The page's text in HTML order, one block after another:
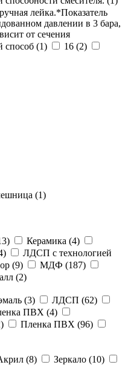
лейка.*Показатель
давлении в 3 бара,
от сечения
способ (1) 16 (2)
(1)
) Керамика (4)
)
ЛДСП с технологией
(9) МДФ (187)
(2)
(3) ЛДСП (62)
ПВХ (4)
) Пленка ПВХ (96)
(8) Зеркало (10)